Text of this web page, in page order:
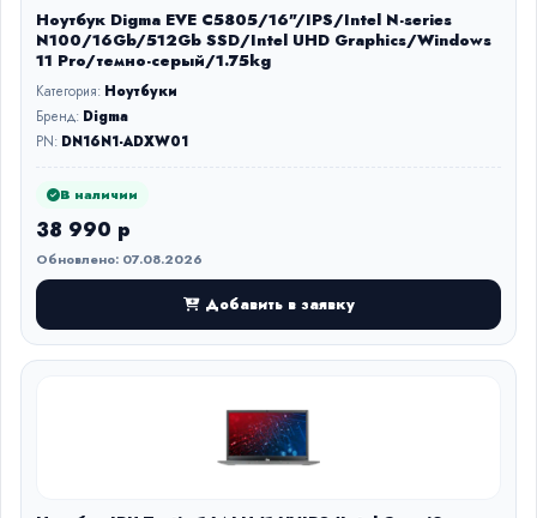
Ноутбук Digma EVE C5805/16"/IPS/Intel N-series
N100/16Gb/512Gb SSD/Intel UHD Graphics/Windows
11 Pro/темно-серый/1.75kg
Категория: Ноутбуки
Бренд: Digma
PN: DN16N1-ADXW01
В наличии
38 990 р
Обновлено: 07.08.2026
Добавить в заявку